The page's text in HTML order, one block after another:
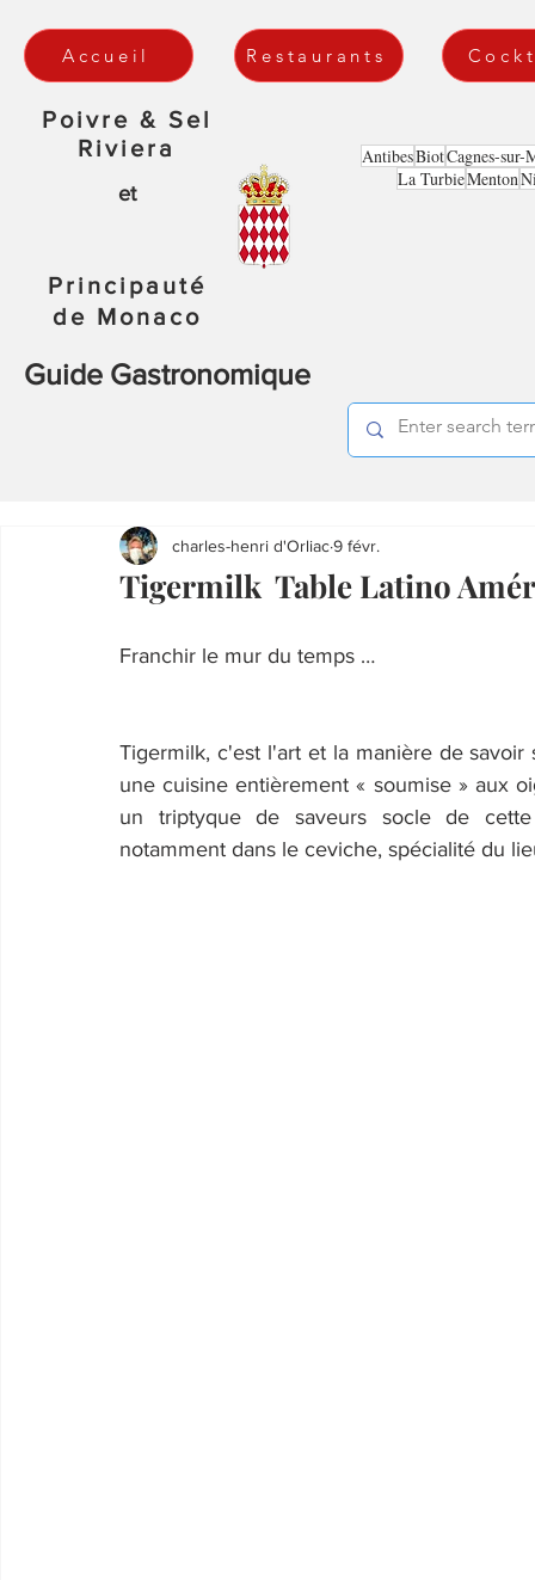
Accueil Restaurants
Poivre & Sel
Riviera
et
Principauté
de Monaco
Guide Gastronomique
AntibesBiotCagnes-sur-
La TurbieMenton
Tigermilk Table Latino
charles-henri d'Orliac9 févr.
Franchir le mur du temps …
Tigermilk, c'est l'art et la manière de
une cuisine entièrement « soumise » aux
un triptyque de saveurs socle de
notamment dans le ceviche, spécialité du